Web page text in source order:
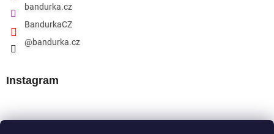
bandurka.cz
BandurkaCZ
@bandurka.cz
Instagram